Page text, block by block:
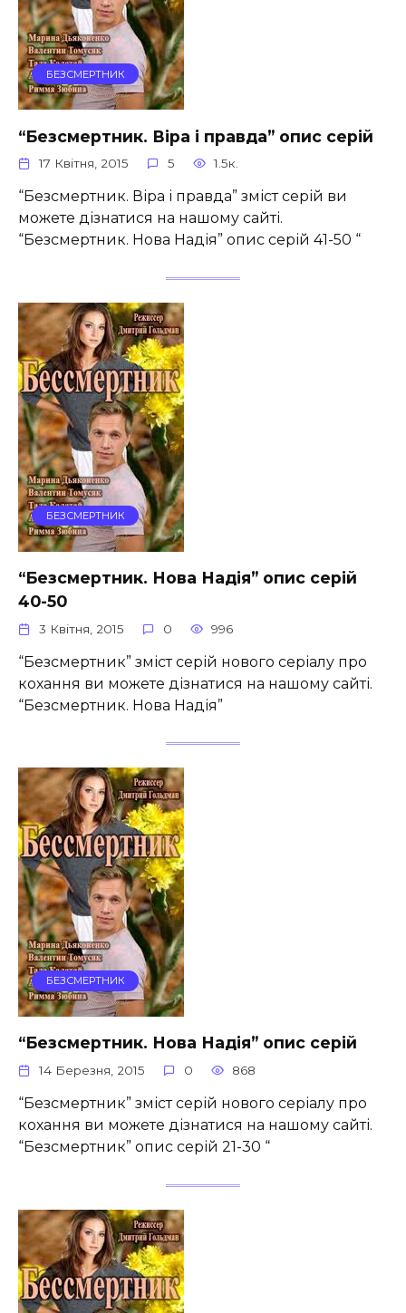
БЕЗСМЕРТНИК
“Безсмертник. Віра і правда” опис серій
17 Квітня, 2015 5 1.5к.
“Безсмертник. Віра і правда” зміст серій ви
можете дізнатися на нашому сайті.
“Безсмертник. Нова Надія” опис серій 41-50 “
БЕЗСМЕРТНИК
“Безсмертник. Нова Надія” опис серій
40-50
3 Квітня, 2015 0 996
“Безсмертник” зміст серій нового серіалу про
кохання ви можете дізнатися на нашому сайті.
“Безсмертник. Нова Надія”
БЕЗСМЕРТНИК
“Безсмертник. Нова Надія” опис серій
14 Березня, 2015 0 868
“Безсмертник” зміст серій нового серіалу про
кохання ви можете дізнатися на нашому сайті.
“Безсмертник” опис серій 21-30 “